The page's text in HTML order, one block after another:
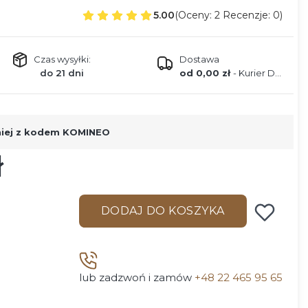
5.00(Oceny: 2 Recenzje: 0)
Czas wysyłki:
do 21 dni
Dostawa
od 0,00 zł- Kurier DPD
z kodem KOMINEO
DODAJ DO KOSZYKA
lub zadzwoń i zamów +48 22 465 95 65